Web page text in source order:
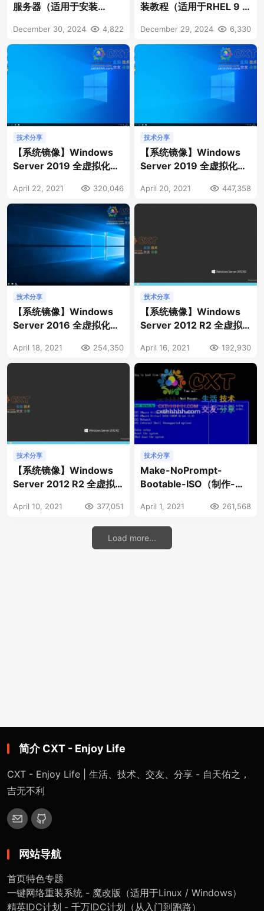
服务器（适用于安装
等）
December 30, 2024 4,822
装教程（适用于RHEL 9 /
Alma 9 / Oracle 9）
December 29, 2024 6,330
技术分享
【系统镜像】Windows
Server 2019 全虚拟化驱
净完整版 UEFI DD包 v5.1
April 22, 2021 320,046
技术分享
【系统镜像】Windows
Server 2019 全虚拟化驱
净完整版 DD包 v5.1
April 20, 2021 447,358
技术分享
【系统镜像】Windows
Server 2016 全虚拟化驱
净完整版 DD包 v4.12
April 18, 2021 254,350
技术分享
【系统镜像】Windows
Server 2012 R2 全虚拟
版 纯净完整版 UEFI DD包
v4.29
April 16, 2021 192,930
技术分享
【系统镜像】Windows
Server 2012 R2 全虚拟
版 纯净完整版 DD包
April 10, 2021 377,051
技术分享
Make-NoPrompt-
Bootable-ISO（制作-无
Windows原版ISO）
April 1, 2021 261,568
Load more...
简介 CXT - Enjoy Life
CXT - Enjoy Life | 生活、技术、交友、分享 - 自天佑之，
吉无不利
网站导航
首页特色专题
一键网络重装系统 - 魔改版（适用于Linux / Windows）
精英IDC计划 - 千万IDC计划（从入门到跑路）